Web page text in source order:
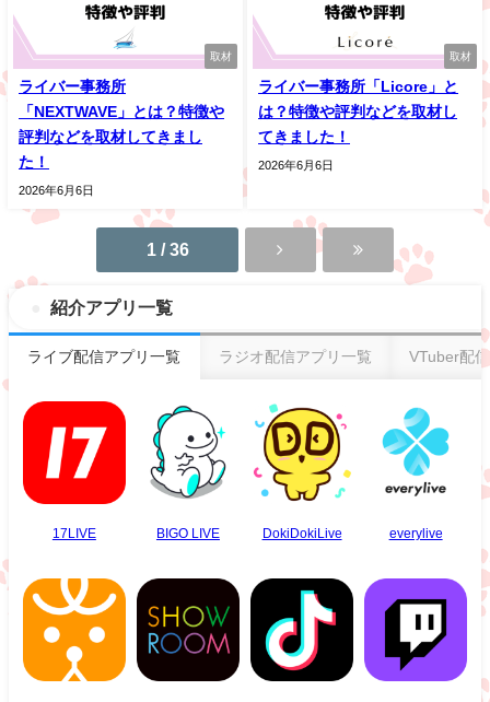
取材
ライバー事務所
「NEXTWAVE」とは？特徴や
評判などを取材してきまし
た！
2026年6月6日
取材
ライバー事務所「Licore」と
は？特徴や評判などを取材し
てきました！
2026年6月6日
1 / 36
紹介アプリ一覧
ライブ配信アプリ一覧 ラジオ配信アプリ一覧 VTuber配
17LIVE BIGO LIVE DokiDokiLive everylive